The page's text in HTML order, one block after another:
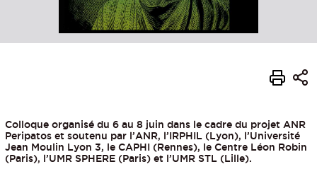
Colloque organisé du 6 au 8 juin dans le cadre du projet ANR
Peripatos et soutenu par l’ANR, l’IRPHIL (Lyon), l’Université
Jean Moulin Lyon 3, le CAPHI (Rennes), le Centre Léon Robin
(Paris), l’UMR SPHERE (Paris) et l’UMR STL (Lille).